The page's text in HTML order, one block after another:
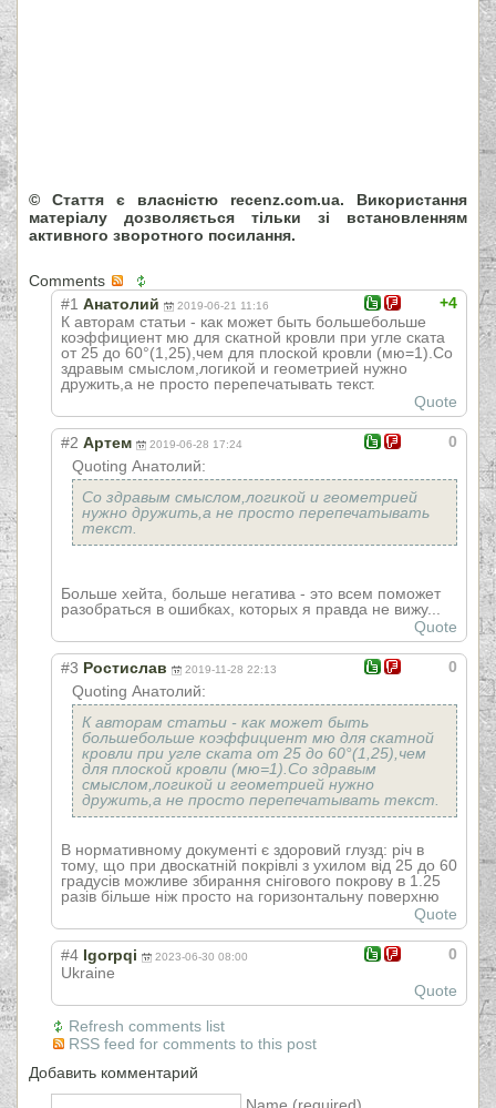
© Стаття є власністю recenz.com.ua. Використання
матеріалу дозволяється тільки зі встановленням
активного зворотного посилання.
Comments
+4
#1 Анатолий 2019-06-21 11:16
К авторам статьи - как может быть большебольше
коэффициент мю для скатной кровли при угле ската
от 25 до 60°(1,25),чем для плоской кровли (мю=1).Со
здравым смыслом,логикой и геометрией нужно
дружить,а не просто перепечатывать текст.
Quote
0
#2 Артем 2019-06-28 17:24
Quoting Анатолий:
Со здравым смыслом,логикой и геометрией
нужно дружить,а не просто перепечатывать
текст.
Больше хейта, больше негатива - это всем поможет
разобраться в ошибках, которых я правда не вижу...
Quote
0
#3 Ростислав 2019-11-28 22:13
Quoting Анатолий:
К авторам статьи - как может быть
большебольше коэффициент мю для скатной
кровли при угле ската от 25 до 60°(1,25),чем
для плоской кровли (мю=1).Со здравым
смыслом,логикой и геометрией нужно
дружить,а не просто перепечатывать текст.
В нормативному документі є здоровий глузд: річ в
тому, що при двоскатній покрівлі з ухилом від 25 до 60
градусів можливе збирання снігового покрову в 1.25
разів більше ніж просто на горизонтальну поверхню
Quote
0
#4 Igorpqi 2023-06-30 08:00
Ukraine
Quote
Refresh comments list
RSS feed for comments to this post
Добавить комментарий
Name (required)